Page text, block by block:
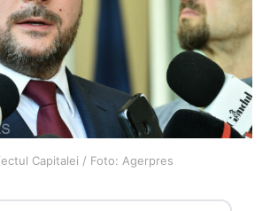
Capitalei / Foto: Agerpres